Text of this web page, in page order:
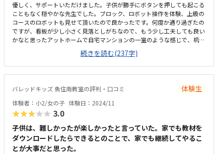
優しく、サポートいただけました。子供が勝手にボタンを押しても起こる
こともなく穏やかな先生でした。ブロック、ロボット操作を体験、上級の
コースのロボットも見せて頂いたので良かったです。何度か通り過ぎたの
ですが、看板が少し小さく見落としがちなので、もう少し工夫しても良い
かなと思ったアットホームで自宅マンションの一室のような感じで、机の
上にパソコンが置かれていてサンプルな感じ月2回で9000円は少し高いな
と感じたが、90分なので仕方ないかもとは思った。できれば毎週で12000
位
続きを読む(237字)
バレッドキッズ 魚住南教室の評判・口コミ 体験生
体験者：小2/女の子 体験日：2024/11
★★★★★ 3.0
子供は、難しかったが楽しかったと言っていた。家でも教材を
ダウンロードしたらできるとのことで、家でも継続してやるこ
とが大事だと思った。